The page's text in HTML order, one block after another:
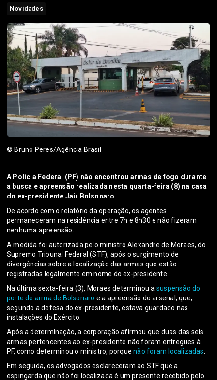
Novidades
© Bruno Peres/Agência Brasil
A Polícia Federal (PF) não encontrou armas de fogo durante
a busca e apreensão realizada nesta quarta-feira (8) na casa
do ex-presidente Jair Bolsonaro.
De acordo com o relatório da operação, os agentes
permaneceram na residência entre 7h e 8h30 e não fizeram
nenhuma apreensão.
A medida foi autorizada pelo ministro Alexandre de Moraes, do
Supremo Tribunal Federal (STF), após o surgimento de
divergências sobre a localização das armas que estão
registradas legalmente em nome do ex-presidente.
Na última sexta-feira (3), Moraes determinou a suspensão do
porte de arma de Bolsonaro e a apreensão do arsenal, que,
segundo a defesa do ex-presidente, estava guardado nas
instalações do Exército.
Após a determinação, a corporação afirmou que duas das seis
armas pertencentes ao ex-presidente não foram entregues à
PF, como determinou o ministro, porquenão foram localizadas
Em seguida, os advogados esclareceram ao STF que a
espingarda que não foi localizada é um presente recebido pelo